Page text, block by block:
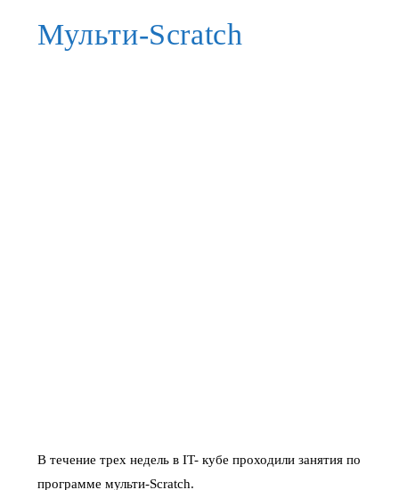
Мульти-Scratch
В течение трех недель в IT- кубе проходили занятия по
программе мульти-Scratch.